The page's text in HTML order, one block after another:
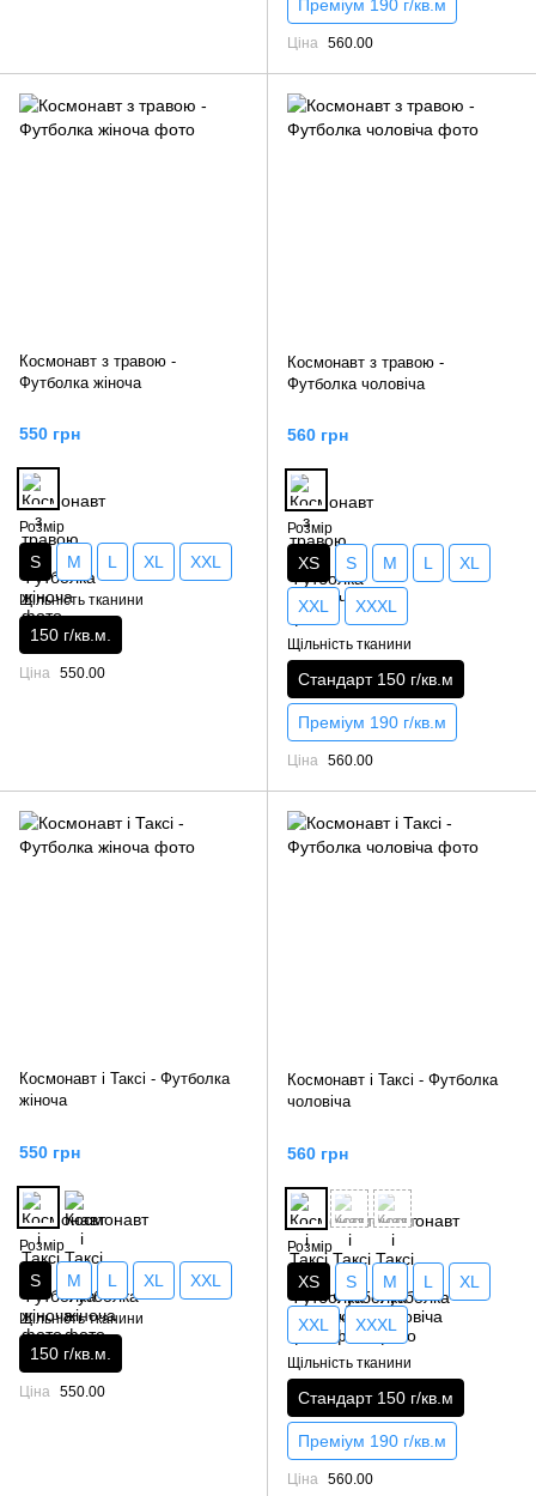
Преміум 190 г/кв.м
Ціна 560.00
Космонавт з травою -
Футболка жіноча
550 грн
Розмір
S M L XL XXL
Щільність тканини
150 г/кв.м.
Ціна 550.00
Космонавт з травою -
Футболка чоловіча
560 грн
Розмір
XS S M L XL
XXL XXXL
Щільність тканини
Стандарт 150 г/кв.м
Преміум 190 г/кв.м
Ціна 560.00
Космонавт і Таксі - Футболка
жіноча
550 грн
Розмір
S M L XL XXL
Щільність тканини
150 г/кв.м.
Ціна 550.00
Космонавт і Таксі - Футболка
чоловіча
560 грн
Розмір
XS S M L XL
XXL XXXL
Щільність тканини
Стандарт 150 г/кв.м
Преміум 190 г/кв.м
Ціна 560.00